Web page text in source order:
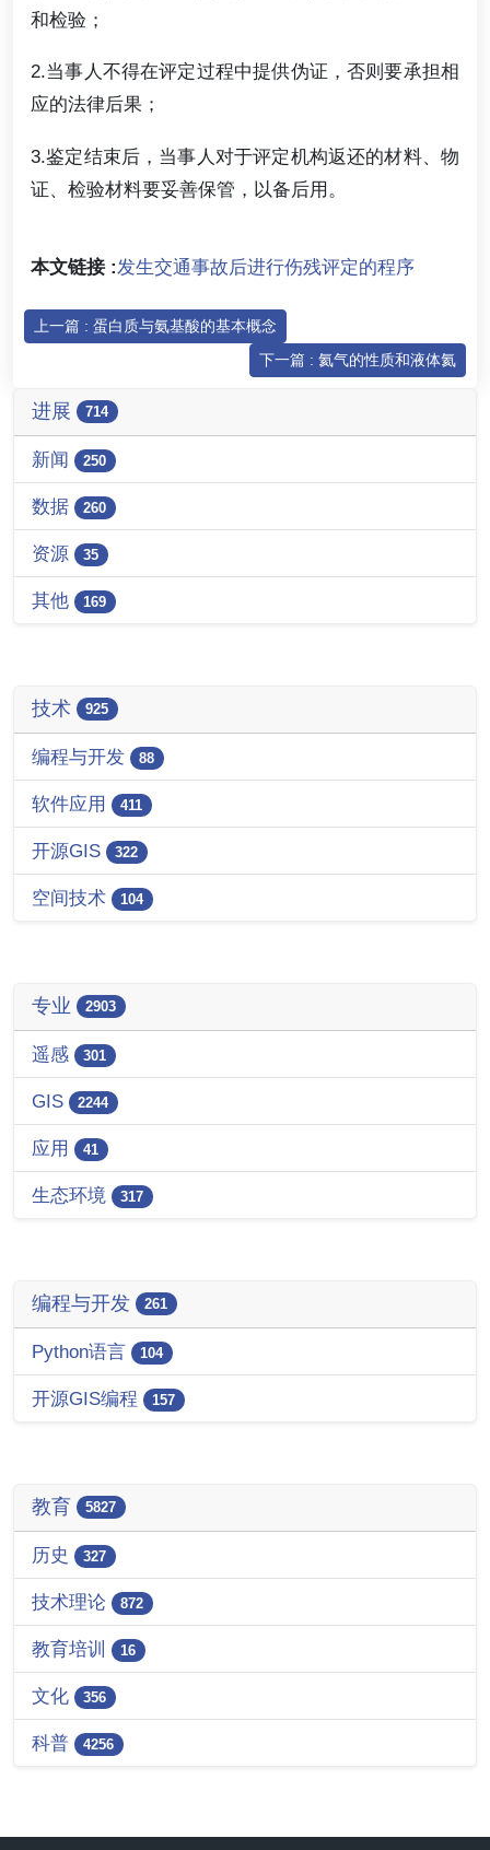
和检验；
2.当事人不得在评定过程中提供伪证，否则要承担相
应的法律后果；
3.鉴定结束后，当事人对于评定机构返还的材料、物
证、检验材料要妥善保管，以备后用。
本文链接 :发生交通事故后进行伤残评定的程序
上一篇 : 蛋白质与氨基酸的基本概念
下一篇 : 氦气的性质和液体氦
进展 714
新闻 250
数据 260
资源 35
其他 169
技术 925
编程与开发 88
软件应用 411
开源GIS 322
空间技术 104
专业 2903
遥感 301
GIS 2244
应用 41
生态环境 317
编程与开发 261
Python语言 104
开源GIS编程 157
教育 5827
历史 327
技术理论 872
教育培训 16
文化 356
科普 4256